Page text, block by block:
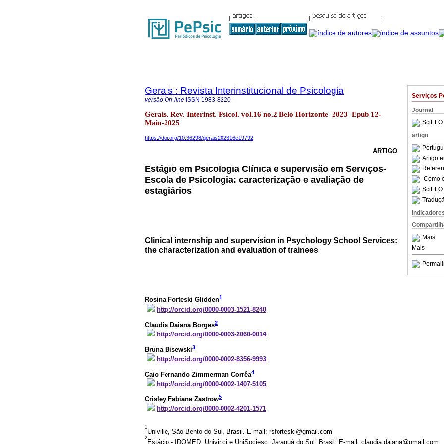
Serviços
Journal
SciELO
artigo
Artigo
Como
SciELO
Indicadores
Mais
Mais
Gerais : Revista Interinstitucional de Psicologia
versão On-line ISSN 1983-8220
Gerais, Rev. Interinst. Psicol. vol.16 no.2 Belo Horizonte 2023 Epub 12-
Maio-2025
https://doi.org/10.36298/gerais202316e19792
ARTIGO
Estágio em Psicologia Clínica e supervisão em Serviços-
Escola de Psicologia: caracterização e avaliação de
estagiários
Clinical internship and supervision in Psychology School Services:
the characterization and evaluation of trainees
Rosina Forteski Glidden1
http://orcid.org/0000-0003-1521-8240
Claudia Daiana Borges2
http://orcid.org/0000-0003-2060-0014
Bruna Bisewski3
http://orcid.org/0000-0002-8356-9993
Caio Fernando Zimmerman Corrêa4
http://orcid.org/0000-0002-1407-5105
Crisley Fabiane Zastrow5
http://orcid.org/0000-0002-4201-1571
1
Univille, São Bento do Sul, Brasil. E-mail: rsforteski@gmail.com
2
Estácio - IDOMED, Univinci e UniSociesc, Jaraguá do Sul, Brasil. E-mail: claudia.daiana@gmail.com